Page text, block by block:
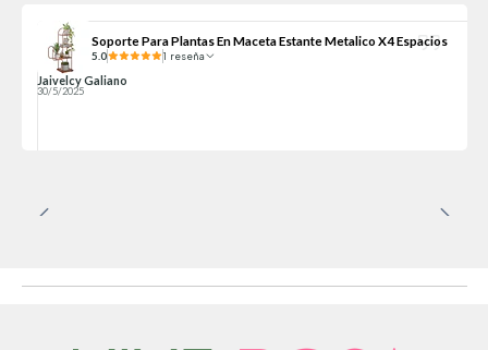
Soporte Para Plantas En Maceta Estante Metalico X4 Espacios
5.0 1 reseña
Jaivelcy Galiano
30/5/2025